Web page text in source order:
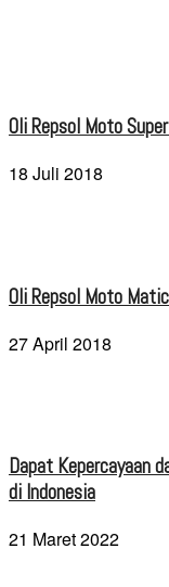
Oli Repsol Moto
18 Juli 2018
Oli Repsol Moto
27 April 2018
Dapat Kepercayaan
di Indonesia
21 Maret 2022